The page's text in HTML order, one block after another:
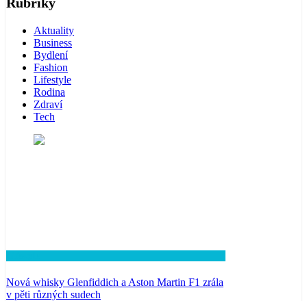
Aktuality
Business
Bydlení
Fashion
Lifestyle
Rodina
Zdraví
Tech
Nová whisky Glenfiddich a Aston Martin F1 zrála
v pěti různých sudech